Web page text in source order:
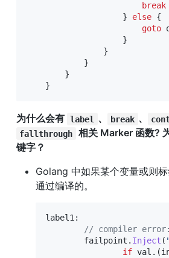
break
}
else {
goto
}
}
}
}
}
为什么会有 label 、 break 、
fallthrough
相关 Marker 函数?
键字？
Golang 中如果某个变量或则
通过编译的。
label1:
// compiler error:
	failpoint
. Inject (
if val . (